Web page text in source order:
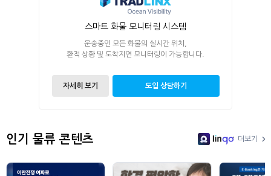
스마트 화물 모니터링 시스템
운송중인 모든 화물의 실시간 위치,
환적 상황 및 도착지연 모니터링이 가능합니다.
자세히 보기 도입 상담하기
인기 물류 콘텐츠
LinGo
더보기